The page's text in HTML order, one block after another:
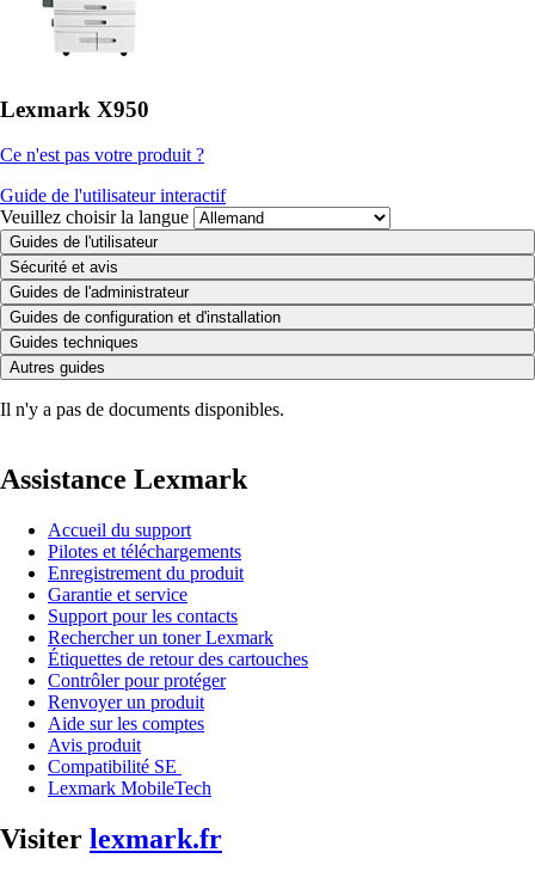
Lexmark X950
Ce n'est pas votre produit ?
Guide de l'utilisateur interactif
Veuillez choisir la langue
Guides de l'utilisateur
Sécurité et avis
Guides de l'administrateur
Guides de configuration et d'installation
Guides techniques
Autres guides
Il n'y a pas de documents disponibles.
Assistance Lexmark
Accueil du support
Pilotes et téléchargements
Enregistrement du produit
Garantie et service
Support pour les contacts
Rechercher un toner Lexmark
Étiquettes de retour des cartouches
Contrôler pour protéger
Renvoyer un produit
Aide sur les comptes
Avis produit
Compatibilité SE
Lexmark MobileTech
Visiter lexmark.fr